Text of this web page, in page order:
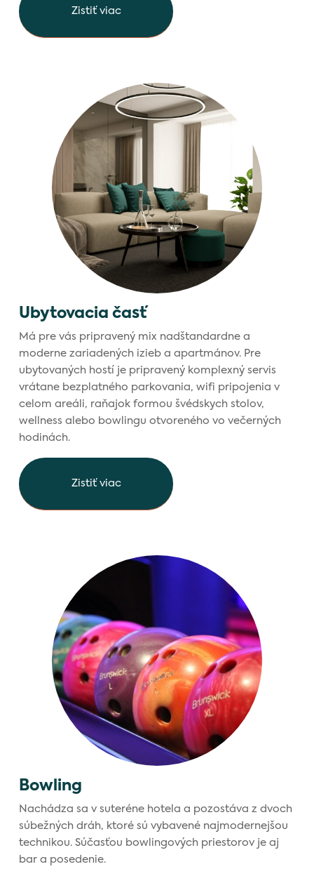
Zistiť viac
Ubytovacia časť
Má pre vás pripravený mix nadštandardne a
moderne zariadených izieb a apartmánov. Pre
ubytovaných hostí je pripravený komplexný servis
vrátane bezplatného parkovania, wifi pripojenia v
celom areáli, raňajok formou švédskych stolov,
wellness alebo bowlingu otvoreného vo večerných
hodinách.
Zistiť viac
Bowling
Nachádza sa v suteréne hotela a pozostáva z dvoch
súbežných dráh, ktoré sú vybavené najmodernejšou
technikou. Súčasťou bowlingových priestorov je aj
bar a posedenie.